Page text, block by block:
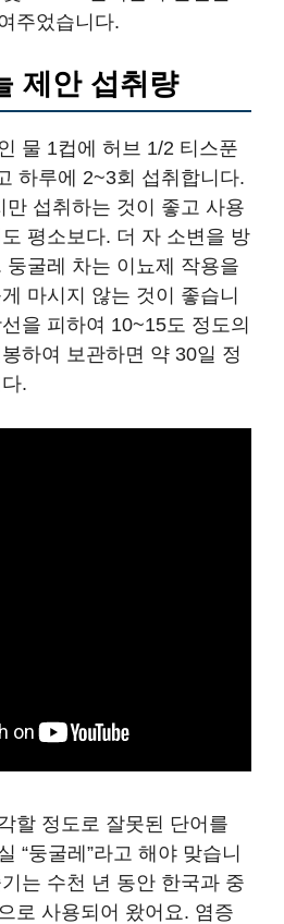
주었습니다.
제안 섭취량
물 1컵에 허브 1/2 티스푼
하루에 2~3회 섭취합니다.
섭취하는 것이 좋고 사용
평소보다. 더 자 소변을 방
둥굴레 차는 이뇨제 작용을
마시지 않는 것이 좋습니
을 피하여 10~15도 정도의
하여 보관하면 약 30일 정
.
할 정도로 잘못된 단어를
“둥굴레”라고 해야 맞습니
는 수천 년 동안 한국과 중
로 사용되어 왔어요. 염증